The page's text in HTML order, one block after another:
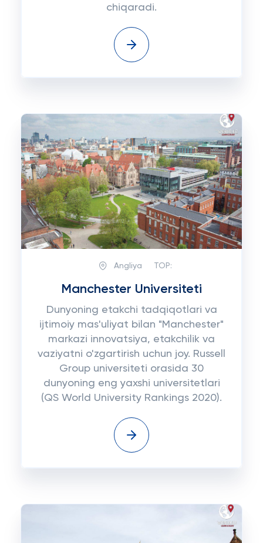
chiqaradi.
Angliya TOP:
Manchester Universiteti
Dunyoning etakchi tadqiqotlari va
ijtimoiy mas'uliyat bilan "Manchester"
markazi innovatsiya, etakchilik va
vaziyatni o'zgartirish uchun joy. Russell
Group universiteti orasida 30
dunyoning eng yaxshi universitetlari
(QS World University Rankings 2020).